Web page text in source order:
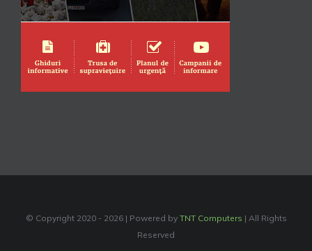
© Copyright 2020 - 2026 | Powered by TNT Computers | All Rights
Reserved